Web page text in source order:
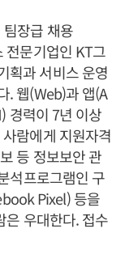
장급 채용
전문기업인 KT그
획과 서비스 운영
. 웹(Web)과 앱(A
경력이 7년 이상
람에게 지원자격
등 정보보안 관
석프로그램인 구
Pixel) 등을
은 우대한다. 접수